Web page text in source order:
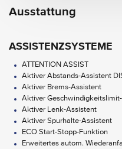
Ausstattung
ASSISTENZSYSTEME
ATTENTION ASSIST
Aktiver Abstands-Assistent
Aktiver Brems-Assistent
Aktiver
Aktiver Lenk-Assistent
Aktiver Spurhalte-Assistent
ECO Start-Stopp-Funktion
Erweitertes autom.